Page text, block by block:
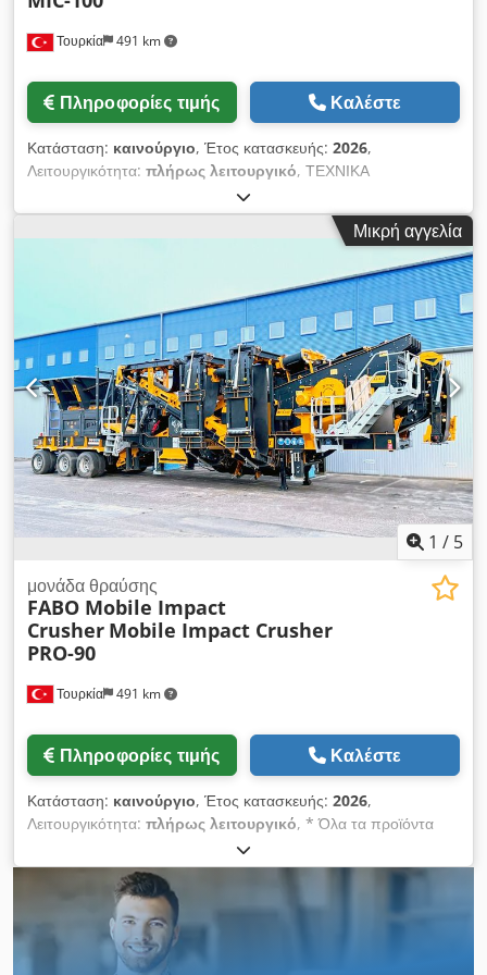
ανάρτηση σωλήνα κόλλας Περιλαμβάνει: 1 HoKuTech |
αντίθετης οπής Για ιξώδη κόλλας PVAc έως 75.000 mPas
Συμπεριλαμβάνει ακροφύσιο για καβίλιες Ø 8 mm, ακροφύσιο
Τουρκία 491 km
Πληροφορίες τιμής Καλέστε
Κατάσταση: καινούργιο, Έτος κατασκευής: 2026,
Λειτουργικότητα: πλήρως λειτουργικό, ΤΕΧΝΙΚΑ
ΧΑΡΑΚΤΗΡΙΣΤΙΚΑ: - Χωρητικότητα Παραγωγής: 150-200 τόνοι
ανά ώρα - Τύπος & Διαστάσεις Θραυστήρα: Turbo Impact
Crusher – 1200x1000mm - Μέγιστο Μέγεθος Τροφοδοσίας:
600mm - Συνολική Ισχύς Κινητήρα: 220 kW Το MIC-100
αποτελείται από: • Λεκάνη τροφοδοσίας • Δονητικό τροφοδότη
τύπου Grizzly (Bypass) • Θραυστήρα Κρούσης Turbo •
Αναδιπλούμενους ιμάντες παράκαμψης και αποθήκευσης •
Υδραυλικά υποστηρίγματα Djdpfx Aezrlw Nsfwokr • Κινητό
σασί με άξονες και ελαστικά • Πλήρες αυτόματο σύστημα •
Εύκολες πλατφόρμες συντήρησης • Γεννήτρια ντίζελ
(προαιρετικό) *Όλα τα προϊόντα μας κατασκευάζονται με
προσοχή και καλύπτονται από εγγύηση 1 έτους! *Η
εγκατάσταση και εκπαίδευση χειριστή είναι ΔΩΡΕΑΝ ΓΙΑ
ΠΕΡΙΣΣΟΤΕΡΕΣ ΠΛΗΡΟΦΟΡΙΕΣ ΕΠΙΚΟΙΝΩΝΗΣΤΕ ΜΑΖΙ
ΜΑΣ!
Μικρή αγγελία
1 / 5
Τουρκία 491 km
μονάδα θραύσης
FABO Mobile Impact
Crusher Mobile Impact Crusher
PRO-90
Πληροφορίες τιμής Καλέστε
Κατάσταση: καινούργιο, Έτος κατασκευής: 2026,
Λειτουργικότητα: πλήρως λειτουργικό, * Όλα τα προϊόντα
μας κατασκευάζονται με φροντίδα και καλύπτονται από
εγγύηση 1 έτους! * Εγκατάσταση και εκπαίδευση χειριστή
ΔΩΡΕΑΝ Η σειρά FABO PRO είναι ένας κινητός κλειστού
κυκλώματος θραυστήρας, κατάλληλος ιδιαίτερα για
ασβεστόλιθο και άλλους τύπους λίθων με μαλακή ή μεσαία
σκληρότητα. ΚΥΡΙΑ ΧΑΡΑΚΤΗΡΙΣΤΙΚΑ: * Θραύση σε κλειστό